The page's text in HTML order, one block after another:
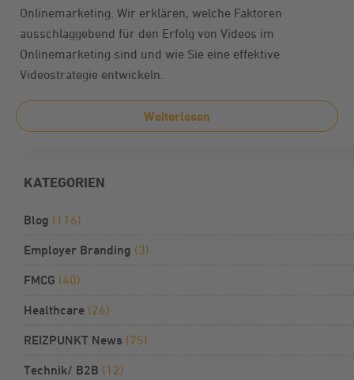
Onlinemarketing. Wir erklären, welche Faktoren
ausschlaggebend für den Erfolg von Videos im
Onlinemarketing sind und wie Sie eine effektive
Videostrategie entwickeln.
Weiterlesen
KATEGORIEN
Blog (116)
Employer Branding (3)
FMCG (40)
Healthcare (26)
REIZPUNKT News (75)
Technik/ B2B (12)